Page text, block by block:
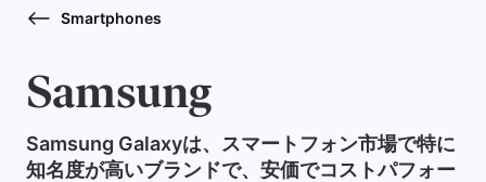
Smartphones
Samsung
Samsung Galaxyは、スマートフォン市場で特に
知名度が高いブランドで、安価でコストパフォー